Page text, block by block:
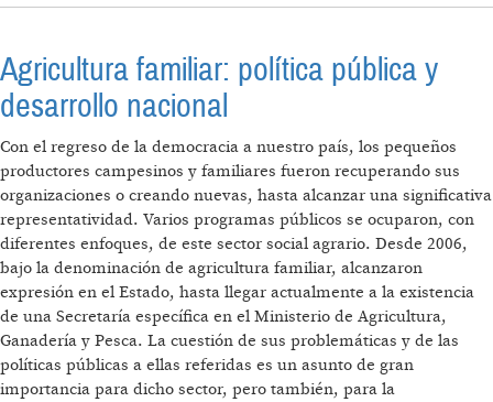
Agricultura familiar: política pública y
desarrollo nacional
Con el regreso de la democracia a nuestro país, los pequeños
productores campesinos y familiares fueron recuperando sus
organizaciones o creando nuevas, hasta alcanzar una significativa
representatividad. Varios programas públicos se ocuparon, con
diferentes enfoques, de este sector social agrario. Desde 2006,
bajo la denominación de agricultura familiar, alcanzaron
expresión en el Estado, hasta llegar actualmente a la existencia
de una Secretaría específica en el Ministerio de Agricultura,
Ganadería y Pesca. La cuestión de sus problemáticas y de las
políticas públicas a ellas referidas es un asunto de gran
importancia para dicho sector, pero también, para la